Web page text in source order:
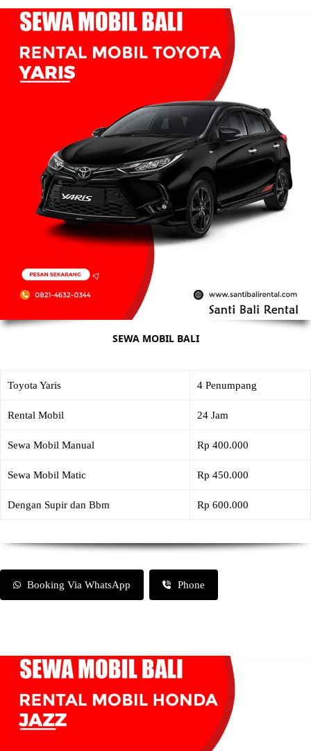
SEWA MOBIL BALI
Toyota Yaris 4 Penumpang
Rental Mobil 24 Jam
Sewa Mobil Manual Rp 400.000
Sewa Mobil Matic Rp 450.000
Dengan Supir dan Bbm Rp 600.000
Booking Via WhatsApp Phone